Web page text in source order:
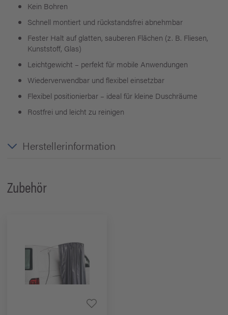
Kein Bohren
Schnell montiert und rückstandsfrei abnehmbar
Fester Halt auf glatten, sauberen Flächen (z. B. Fliesen,
Kunststoff, Glas)
Leichtgewicht – perfekt für mobile Anwendungen
Wiederverwendbar und flexibel einsetzbar
Flexibel positionierbar – ideal für kleine Duschräume
Rostfrei und leicht zu reinigen
Herstellerinformation
Zubehör